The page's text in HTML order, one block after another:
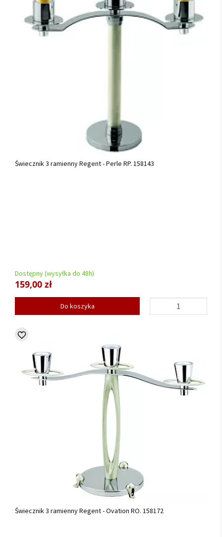
Świecznik 3 ramienny Regent - Perle RP. 158143
Dostępny (wysyłka do 48h)
159,00 zł
Do koszyka
Świecznik 3 ramienny Regent - Ovation RO. 158172